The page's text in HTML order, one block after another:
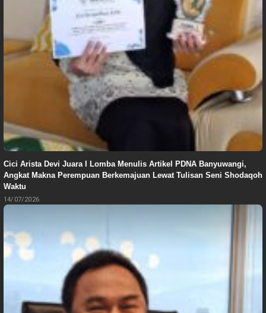
Cici Arista Devi Juara I Lomba Menulis Artikel PDNA Banyuwangi,
Angkat Makna Perempuan Berkemajuan Lewat Tulisan Seni Shodaqoh
Waktu
14/07/2026